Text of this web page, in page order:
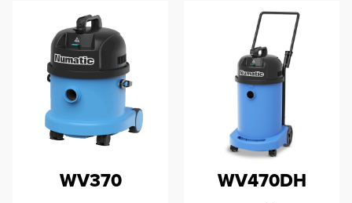
WV370 WV470DH